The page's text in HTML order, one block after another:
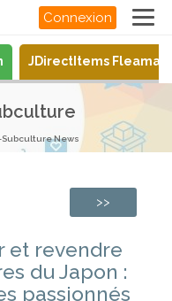
Connexion
JDirectItems
Subculture News
>>
et revendre
du Japon :
passionnés